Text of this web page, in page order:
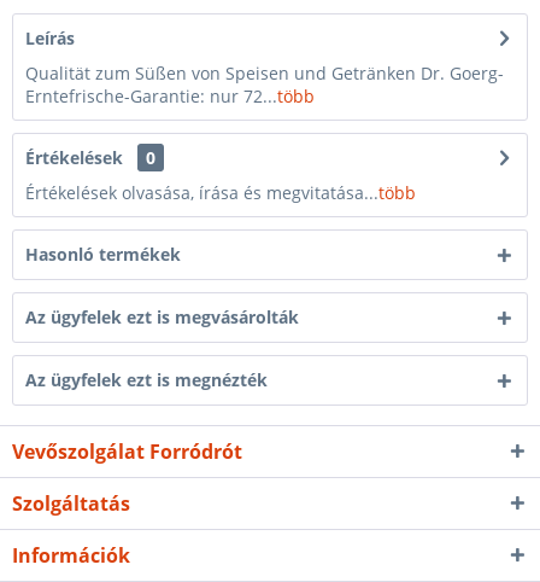
Leírás
Qualität zum Süßen von Speisen und Getränken Dr. Goerg-
Erntefrische-Garantie: nur 72...több
Értékelések
0
Értékelések olvasása, írása és megvitatása...több
Hasonló termékek
Az ügyfelek ezt is megvásárolták
Az ügyfelek ezt is megnézték
Vevőszolgálat Forródrót
Szolgáltatás
Információk